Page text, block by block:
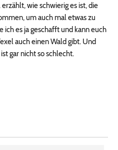
wie schwierig es ist, die
um auch mal etwas zu
ich es ja geschafft und kann euch
auch einen Wald gibt. Und
gar nicht so schlecht.